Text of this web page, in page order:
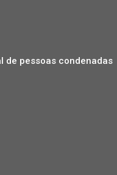
de pessoas condenadas